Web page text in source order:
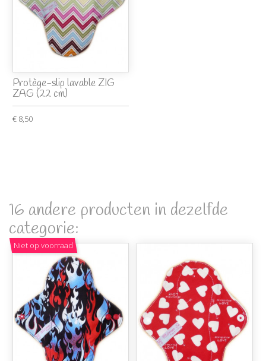
Protège-slip lavable ZIG
ZAG (22 cm)
€ 8,50
16 andere producten in dezelfde
categorie:
Niet op voorraad